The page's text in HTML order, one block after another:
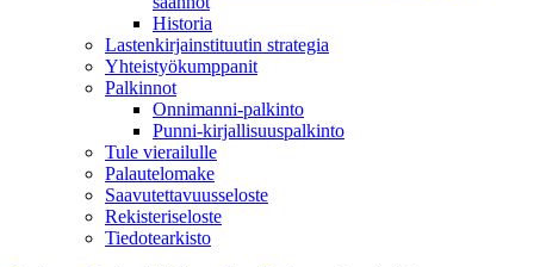
Historia
Lastenkirjainstituutin strategia
Yhteistyökumppanit
Palkinnot
Onnimanni-palkinto
Punni-kirjallisuuspalkinto
Tule vierailulle
Palautelomake
Saavutettavuusseloste
Rekisteriseloste
Tiedotearkisto